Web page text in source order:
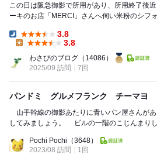
この日は阪急御影で所用があり、所用終了後
ーキのお店「MERCI」さんへ伺い米粉のシフ
Dinner:
3.8
3.8
わさびのブログ （14086）
2025/09 訪問
7回
パンドミ グルメフランク チーマヨ
山手幹線の御影あたりに青いパン屋さんがありました
してみましょう。 ビルの一階のこじんまりしたパン屋さんです。 駐
Pochi Pochi （3648）
2023/08 訪問
1回